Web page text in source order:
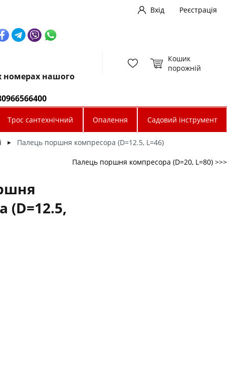
Вхід
Реєстрація
номерах нашого
Кошик
порожній
Трос сантехнічний Опалення Садовий інструмент
► Палець поршня компресора (D=12.5, L=46)
Палець поршня компресора (D=20, L=80) >>>
(D=12.5,